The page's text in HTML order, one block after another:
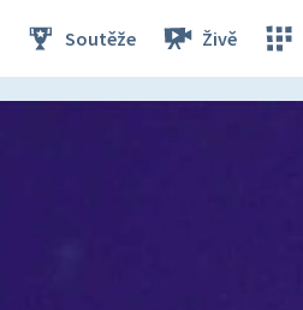
Soutěže Živě